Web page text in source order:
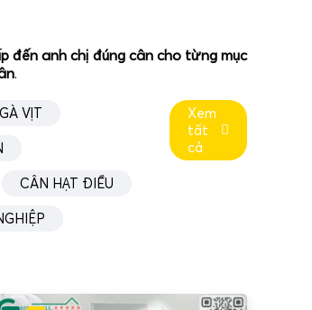
đến anh chị đúng cân cho từng mục
.
VỊT
CÂN HẠT ĐIỀU
Xem
tất
cả